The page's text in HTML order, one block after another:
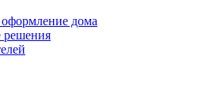
дома
решения